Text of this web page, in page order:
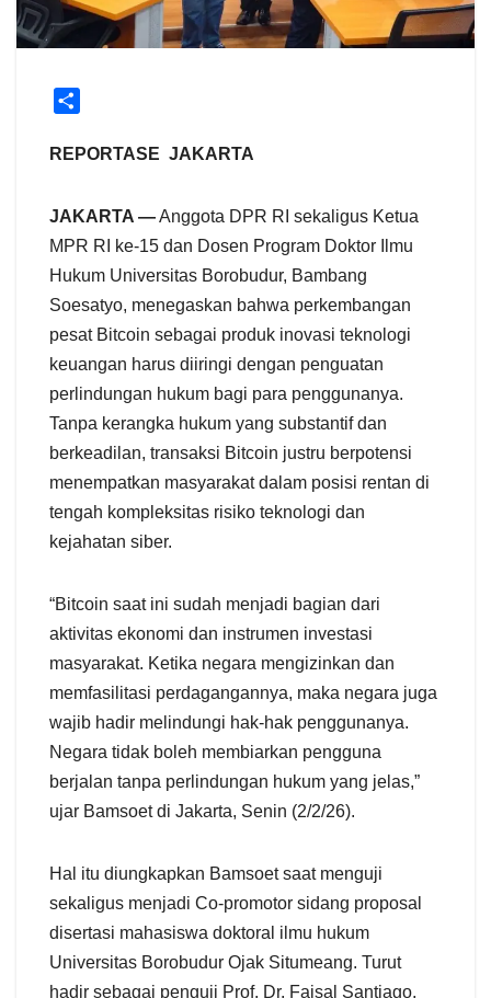
a
e
REPORTASE JAKARTA
JAKARTA —Anggota DPR RI sekaligus Ketua
MPR RI ke-15 dan Dosen Program Doktor Ilmu
Hukum Universitas Borobudur, Bambang
Soesatyo, menegaskan bahwa perkembangan
pesat Bitcoin sebagai produk inovasi teknologi
keuangan harus diiringi dengan penguatan
perlindungan hukum bagi para penggunanya.
Tanpa kerangka hukum yang substantif dan
berkeadilan, transaksi Bitcoin justru berpotensi
menempatkan masyarakat dalam posisi rentan di
tengah kompleksitas risiko teknologi dan
kejahatan siber.
“Bitcoin saat ini sudah menjadi bagian dari
aktivitas ekonomi dan instrumen investasi
masyarakat. Ketika negara mengizinkan dan
memfasilitasi perdagangannya, maka negara juga
wajib hadir melindungi hak-hak penggunanya.
Negara tidak boleh membiarkan pengguna
berjalan tanpa perlindungan hukum yang jelas,”
ujar Bamsoet di Jakarta, Senin (2/2/26).
Hal itu diungkapkan Bamsoet saat menguji
sekaligus menjadi Co-promotor sidang proposal
disertasi mahasiswa doktoral ilmu hukum
Universitas Borobudur Ojak Situmeang. Turut
hadir sebagai penguji Prof. Dr. Faisal Santiago,